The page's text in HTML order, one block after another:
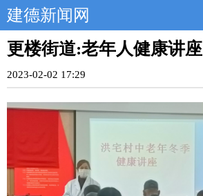
建德新闻网
更楼街道:老年人健康讲座
2023-02-02 17:29